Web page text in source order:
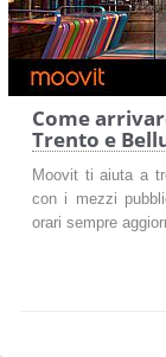
Come
Trento e
Moovit ti aiuta a
con i mezzi
orari sempre